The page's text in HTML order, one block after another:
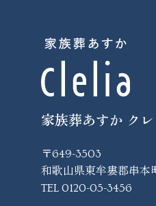
家族葬あすか ク
〒649-3503
和歌山県東牟婁郡串本
TEL 0120-05-3456